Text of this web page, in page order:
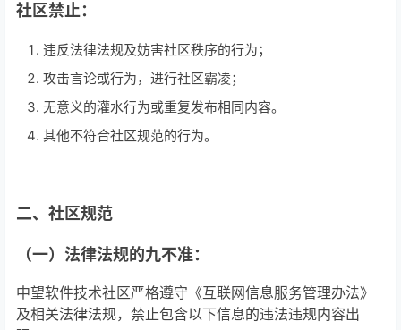
社区禁止：
违反法律法规及妨害社区秩序的行为；
攻击言论或行为，进行社区霸凌；
无意义的灌水行为或重复发布相同内容。
其他不符合社区规范的行为。
二、社区规范
（一）法律法规的九不准：
中望软件技术社区严格遵守《互联网信息服务管理办法》
及相关法律法规，禁止包含以下信息的违法违规内容出